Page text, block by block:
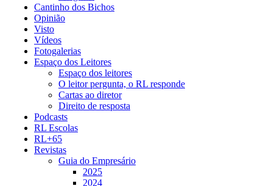
Cantinho dos Bichos
Opinião
Visto
Vídeos
Fotogalerias
Espaço dos Leitores
Espaço dos leitores
O leitor pergunta, o RL responde
Cartas ao diretor
Direito de resposta
Podcasts
RL Escolas
RL+65
Revistas
Guia do Empresário
2025
2024